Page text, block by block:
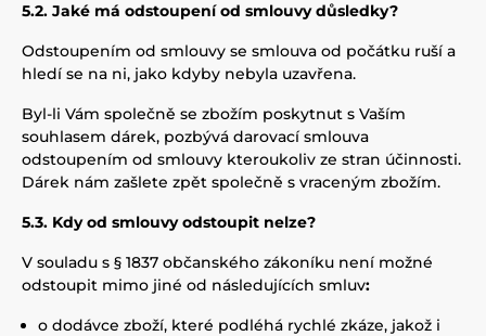
5.2. Jaké má odstoupení od smlouvy důsledky?
Odstoupením od smlouvy se smlouva od počátku ruší a
hledí se na ni, jako kdyby nebyla uzavřena.
Byl-li Vám společně se zbožím poskytnut s Vaším
souhlasem dárek, pozbývá darovací smlouva
odstoupením od smlouvy kteroukoliv ze stran účinnosti.
Dárek nám zašlete zpět společně s vraceným zbožím.
5.3. Kdy od smlouvy odstoupit nelze?
V souladu s § 1837 občanského zákoníku není možné
odstoupit mimo jiné od následujících smluv:
o dodávce zboží, které podléhá rychlé zkáze, jakož i